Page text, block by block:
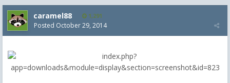
caramel88 1,291
Posted October 29, 2014